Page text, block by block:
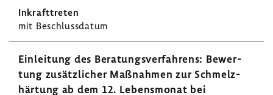
mit Beschluss­datum
Einlei­tung des Bera­tungs­ver­fah­rens: Bewer­
tung zusätz­li­cher Maßnahmen zur Schmelz­
här­tung ab dem 12. Lebens­monat bei